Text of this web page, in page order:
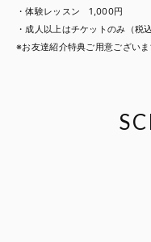
・体験レッスン 1,000円
・成人以上はチケットのみ（税込
※お友達紹介特典ご用意ございま